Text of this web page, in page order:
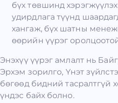
бүх төвшинд
удирдлага түүнд
хангаж, бүх шатны
өөрийн үүрэг
Энэхүү үүрэг амлалт нь
Эрхэм зорилго, Үнэт
бөгөөд бидний тасралтгүй
үндэс байх болно.